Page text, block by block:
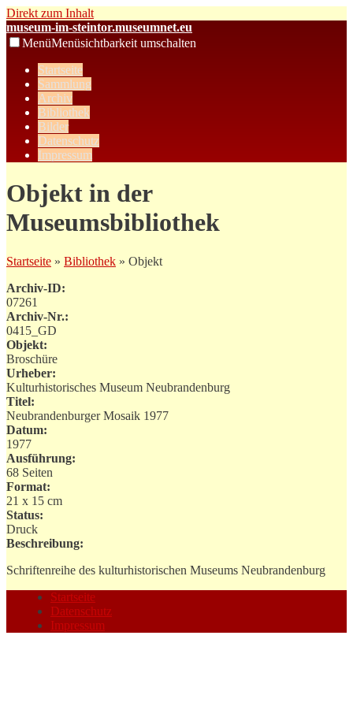
Direkt zum Inhalt
museum-im-steintor.museumnet.eu
MenüMenüsichtbarkeit umschalten
Startseite
Sammlung
Archiv
Bibliothek
Bilder
Datenschutz
Impressum
Objekt in der
Museumsbibliothek
Startseite » Bibliothek » Objekt
Archiv-ID:
07261
Archiv-Nr.:
0415_GD
Objekt:
Broschüre
Urheber:
Kulturhistorisches Museum Neubrandenburg
Titel:
Neubrandenburger Mosaik 1977
Datum:
1977
Ausführung:
68 Seiten
Format:
21 x 15 cm
Status:
Druck
Beschreibung:
Schriftenreihe des kulturhistorischen Museums Neubrandenburg
Startseite
Datenschutz
Impressum